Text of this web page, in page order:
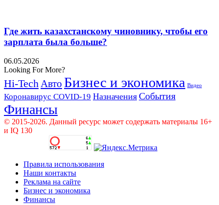
Где жить казахстанскому чиновнику, чтобы его
зарплата была больше?
06.05.2026
Looking For More?
Hi-Tech Авто Бизнес и экономика Видео
Коронавирус COVID-19 Назначения События
Финансы
© 2015-2026. Данный ресурс может содержать материалы 16+
и IQ 130
Правила использования
Наши контакты
Реклама на сайте
Бизнес и экономика
Финансы